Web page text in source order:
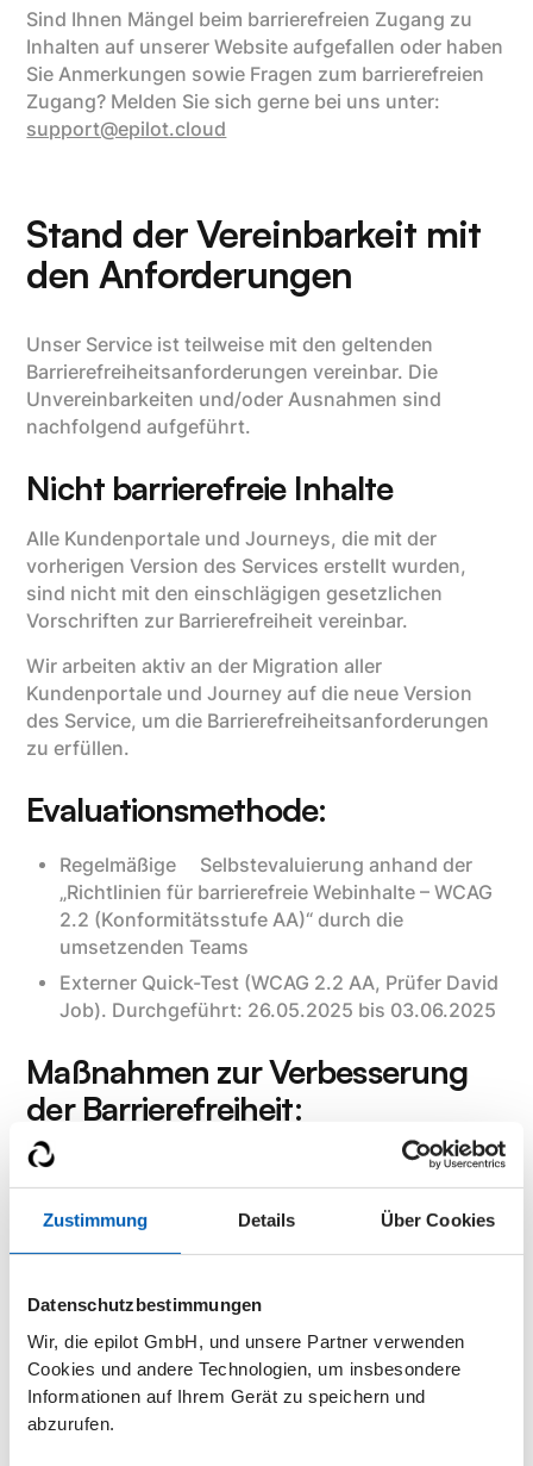
Zustimmung Details Über Cookies
Datenschutzbestimmungen
Wir, die epilot GmbH, und unsere Partner verwenden
Cookies und andere Technologien, um insbesondere
Informationen auf Ihrem Gerät zu speichern und
abzurufen.
Sind Ihnen Mängel beim barrierefreien Zugang zu
Inhalten auf unserer Website aufgefallen oder haben
Sie Anmerkungen sowie Fragen zum barrierefreien
Zugang? Melden Sie sich gerne bei uns unter:
support@epilot.cloud
Stand der Vereinbarkeit mit
den Anforderungen
Unser Service ist teilweise mit den geltenden
Barrierefreiheits­anforderungen vereinbar. Die
Unvereinbarkeiten und/oder Ausnahmen sind
nachfolgend aufgeführt.
Nicht barrierefreie Inhalte
Alle Kundenportale und Journeys, die mit der
vorherigen Version des Services erstellt wurden,
sind nicht mit den einschlägigen gesetzlichen
Vorschriften zur Barrierefreiheit vereinbar.
Wir arbeiten aktiv an der Migration aller
Kundenportale und Journey auf die neue Version
des Service, um die Barrierefreiheitsanforderungen
zu erfüllen.
Evaluationsmethode:
Regelmäßige Selbstevaluierung anhand der
„Richtlinien für barrierefreie Webinhalte – WCAG
2.2 (Konformitätsstufe AA)“ durch die
umsetzenden Teams
Externer Quick-Test (WCAG 2.2 AA, Prüfer David
Job). Durchgeführt: 26.05.2025 bis 03.06.2025
Maßnahmen zur Verbesserung
der Barrierefreiheit:
Um die Barrierefreiheit unserer Portale
sicherzustellen, haben wir folgende Maßnahmen
ergriffen:
Behebung von Barrieren.
Aktualisierung unserer Portale, um den WCAG
2.2 Level AA Standards zu entsprechen.
Refactoring aller Legacy-Portale auf neues